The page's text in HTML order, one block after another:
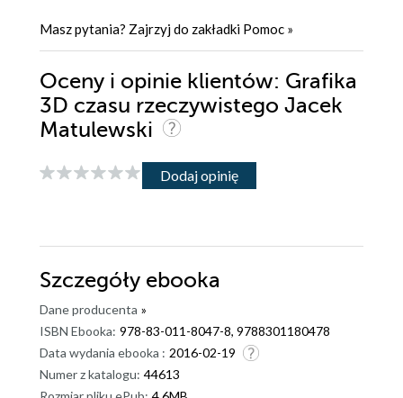
Masz pytania? Zajrzyj do zakładki Pomoc »
Oceny i opinie klientów: Grafika
3D czasu rzeczywistego Jacek
Matulewski
Dodaj opinię
Szczegóły ebooka
Dane producenta »
ISBN Ebooka: 978-83-011-8047-8, 9788301180478
Data wydania ebooka : 2016-02-19
Numer z katalogu: 44613